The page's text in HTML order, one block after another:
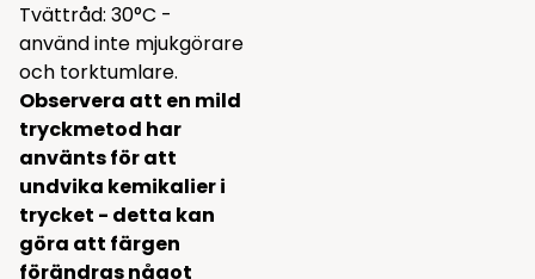
Tvättråd: 30°C -
använd inte mjukgörare
och torktumlare.
Observera att en mild
tryckmetod har
använts för att
undvika kemikalier i
trycket - detta kan
göra att färgen
förändras något